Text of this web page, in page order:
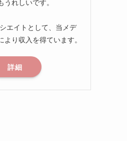
れしいです。
エイトとして、当メデ
より収入を得ています。
詳細